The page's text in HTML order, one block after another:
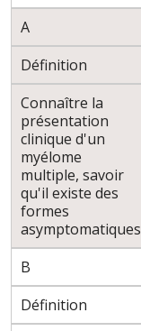
A
Définition
Connaître la
présentation
clinique d'un
myélome
multiple, savoir
qu'il existe des
formes
asymptomatiques
B
Définition